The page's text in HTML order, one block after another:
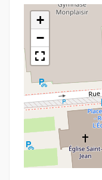
+
−